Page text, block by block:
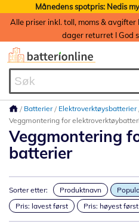
Månedens spotpris: Nedis
Alle priser inkl. toll, moms & avgifter I
dager returret I God
Batterier Elektroverktøysbatterier
Veggmontering for
Veggmontering
batterier
Sorter etter: Produktnavn
Pris: lavest først
Pris: høyest først